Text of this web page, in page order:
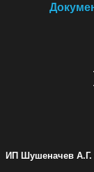
ИП Шушеначев А.Г.